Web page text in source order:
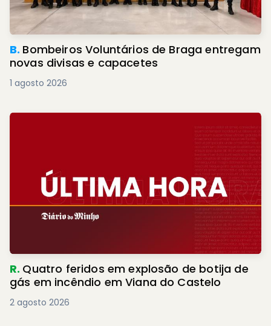
B. Bombeiros Voluntários de Braga entregam
novas divisas e capacetes
1 agosto 2026
R. Quatro feridos em explosão de botija de
gás em incêndio em Viana do Castelo
2 agosto 2026